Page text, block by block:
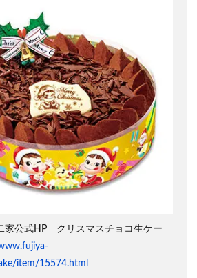
公式HP クリスマスチョコ生ケー
item/15574.html